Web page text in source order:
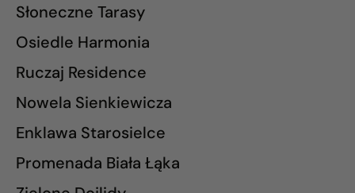
Słoneczne Tarasy
Osiedle Harmonia
Ruczaj Residence
Nowela Sienkiewicza
Enklawa Starosielce
Promenada Biała Łąka